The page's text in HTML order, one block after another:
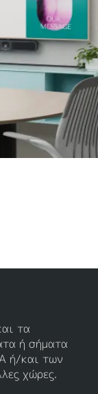
τα
ή σήματα
ή/και των
χώρες.